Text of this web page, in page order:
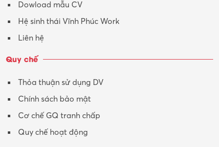
Tư vấn – Kiến trúc
Y tế-Dược
Dowload mẫu CV
Hệ sinh thái Vĩnh Phúc Work
Liên hệ
Quy chế
Thỏa thuận sử dụng DV
Chính sách bảo mật
Cơ chế GQ tranh chấp
Quy chế hoạt động